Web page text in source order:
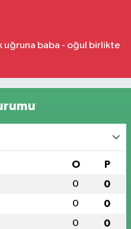
uğruna baba - oğul birlikte
O P
0 0
0 0
0 0